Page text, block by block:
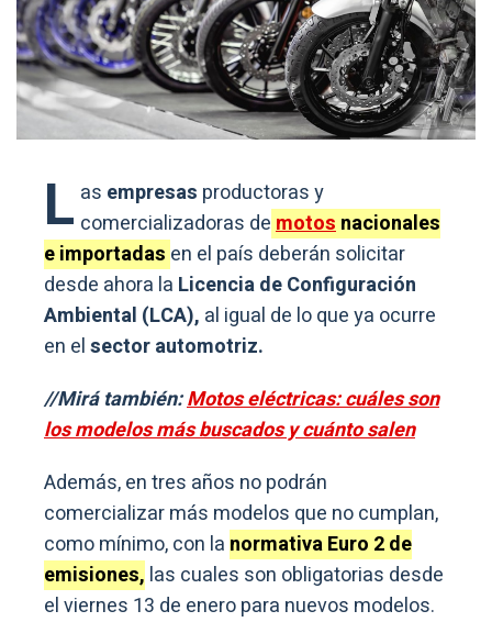
L as empresas productoras y
comercializadoras demotosnacionales
e importadas en el país deberán solicitar
desde ahora la Licencia de Configuración
Ambiental (LCA), al igual de lo que ya ocurre
en elsector automotriz.
//Mirá también:Motos eléctricas: cuáles son
los modelos más buscados y cuánto salen
Además, en tres años no podrán
comercializar más modelos que no cumplan,
como mínimo, con la normativa Euro 2 de
emisiones, las cuales son obligatorias desde
el viernes 13 de enero para nuevos modelos.